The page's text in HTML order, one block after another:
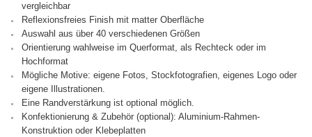
vergleichbar
Reflexionsfreies Finish mit matter Oberfläche
Auswahl aus über 40 verschiedenen Größen
Orientierung wahlweise im Querformat, als Rechteck oder im
Hochformat
Mögliche Motive: eigene Fotos, Stockfotografien, eigenes Logo oder
eigene Illustrationen.
Eine Randverstärkung ist optional möglich.
Konfektionierung & Zubehör (optional): Aluminium-Rahmen-
Konstruktion oder Klebeplatten